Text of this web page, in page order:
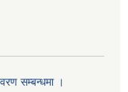
सम्बन्धमा ।